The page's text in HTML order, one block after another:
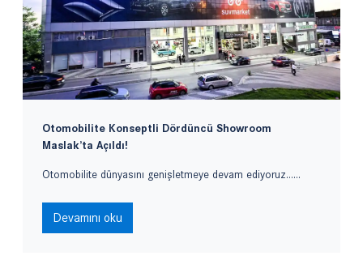
Otomobilite Konseptli Dördüncü Showroom
Maslak’ta Açıldı!
Otomobilite dünyasını genişletmeye devam ediyoruz......
Devamını oku